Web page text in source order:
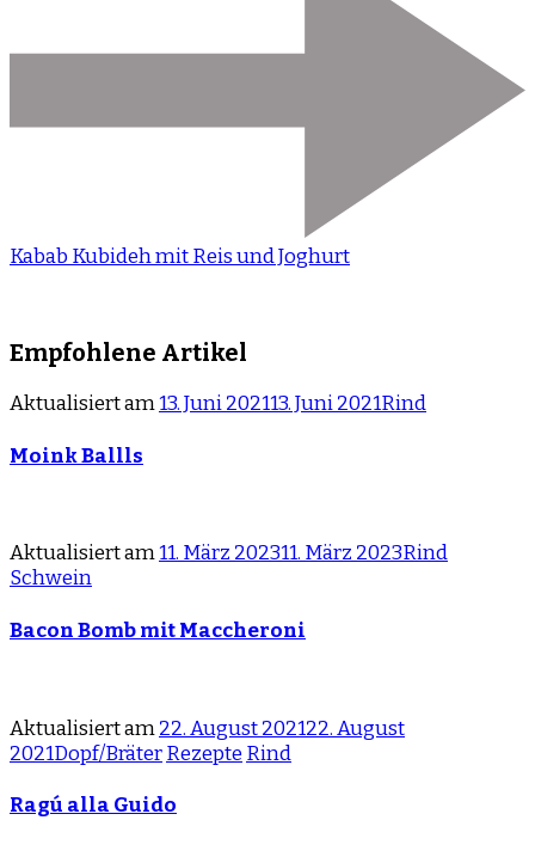
Kabab Kubideh mit Reis und Joghurt
Empfohlene Artikel
Aktualisiert am13. Juni 202113. Juni 2021Rind
Moink Ballls
Aktualisiert am11. März 202311. März 2023Rind
Schwein
Bacon Bomb mit Maccheroni
Aktualisiert am22. August 202122. August
2021Dopf/BräterRezepte Rind
Ragú alla Guido